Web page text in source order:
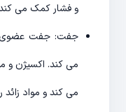
و فشار کمک می
جفت: جفت عضوی
می کند. اکسیژن و
می کند و مواد